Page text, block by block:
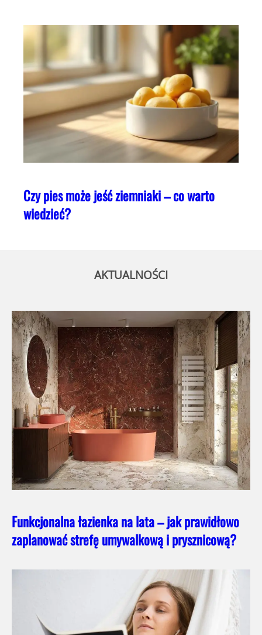
Czy pies może jeść ziemniaki – co warto
wiedzieć?
AKTUALNOŚCI
Funkcjonalna łazienka na lata – jak prawidłowo
zaplanować strefę umywalkową i prysznicową?